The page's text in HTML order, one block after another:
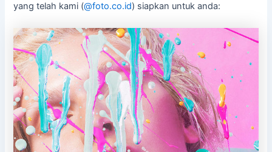
yang telah kami (@foto.co.id) siapkan untuk anda: